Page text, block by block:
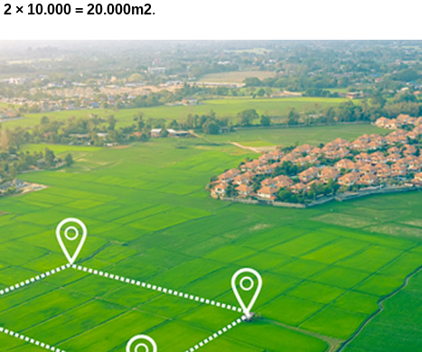
2 × 10.000 = 20.000m2.